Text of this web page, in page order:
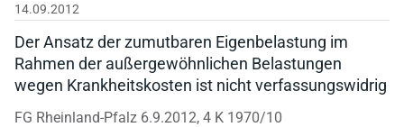
14.09.2012
Der Ansatz der zumutbaren Eigenbelastung im
Rahmen der außergewöhnlichen Belastungen
wegen Krankheitskosten ist nicht verfassungswidrig
FG Rheinland-Pfalz 6.9.2012, 4 K 1970/10